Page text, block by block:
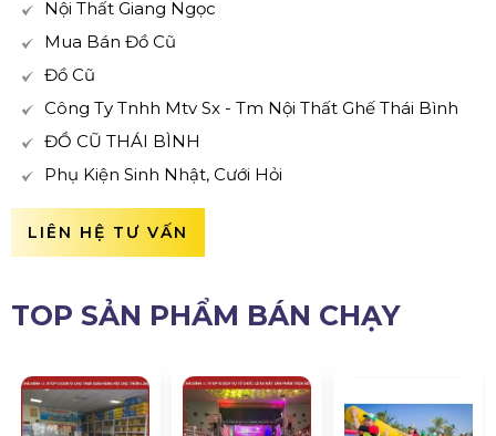
Nội Thất Giang Ngọc
Mua Bán Đồ Cũ
Đồ Cũ
Công Ty Tnhh Mtv Sx - Tm Nội Thất Ghế Thái Bình
ĐỒ CŨ THÁI BÌNH
Phụ Kiện Sinh Nhật, Cưới Hỏi
LIÊN HỆ TƯ VẤN
TOP SẢN PHẨM BÁN CHẠY